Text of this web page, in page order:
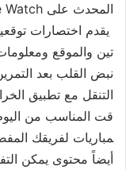
المحدث على Apple Watch مساعداً شخصياً أفضل، حيث
يقدم اختصارات
تين والموقع
نبض القلب بعد
التنقل مع تطبيق
قت المناسب من
مباريات لفريقك
أيضاً محتوى يمكن